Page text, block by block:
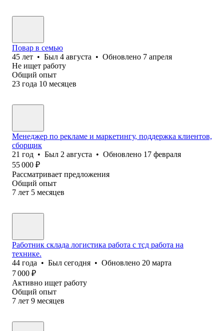
Повар в семью
45 лет • Был 4 августа • Обновлено 7 апреля
Не ищет работу
Общий опыт
23 года 10 месяцев
Менеджер по рекламе и маркетингу, поддержка клиентов,
сборщик
21 год • Был 2 августа • Обновлено 17 февраля
55 000 ₽
Рассматривает предложения
Общий опыт
7 лет 5 месяцев
Работник склада логистика работа с тсд работа на
технике.
44 года • Был сегодня • Обновлено 20 марта
7 000 ₽
Активно ищет работу
Общий опыт
7 лет 9 месяцев